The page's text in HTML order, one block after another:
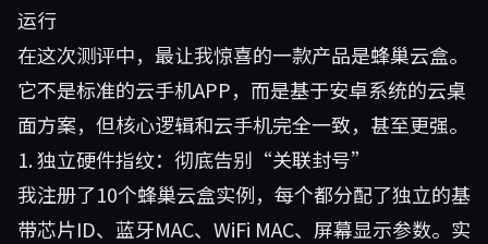
运行
在这次测评中，最让我惊喜的一款产品是蜂巢云盒。
它不是标准的云手机APP，而是基于安卓系统的云桌
面方案，但核心逻辑和云手机完全一致，甚至更强。
1. 独立硬件指纹：彻底告别“关联封号”
我注册了10个蜂巢云盒实例，每个都分配了独立的基
带芯片ID、蓝牙MAC、WiFi MAC、屏幕显示参数。实